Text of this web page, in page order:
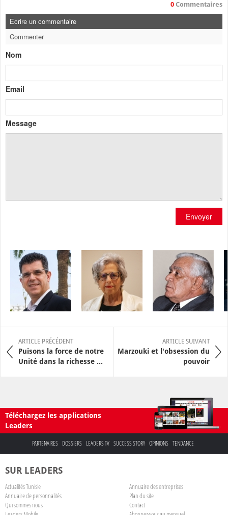
0 Commentaires
Ecrire un commentaire
Commenter
Nom
Email
Message
Envoyer
ARTICLE PRÉCÉDENT
Puisons la force de notre
Unité dans la richesse ...
ARTICLE SUIVANT
Marzouki et l'obsession du
pouvoir
Téléchargez les applications
Leaders
PARTENAIRES DOSSIERS LEADERS TV SUCCESS STORY OPINIONS TENDANCE
SUR LEADERS
Actualités Tunisie
Annuaire des entreprises
Annuaire de personnalités
Plan du site
Qui sommes nous
Contact